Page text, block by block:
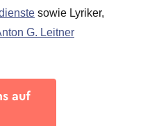
sowie Lyriker,
G. Leitner